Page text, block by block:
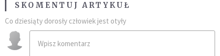
SKOMENTUJ ARTYKUŁ
Co dziesiąty dorosły człowiek jest otyły